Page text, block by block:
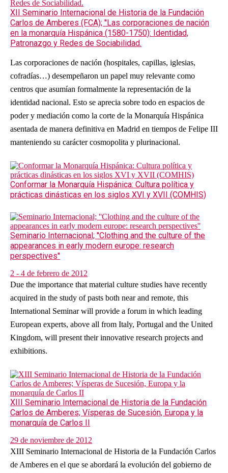
XII Seminario Internacional de Historia de la Fundación
Carlos de Amberes (FCA); ''Las corporaciones de nación
en la monarquía Hispánica (1580-1750): Identidad,
Patronazgo y Redes de Sociabilidad.
Las corporaciones de nación (hospitales, capillas, iglesias,
cofradías…) desempeñaron un papel muy relevante como
centros que asumían formalmente la representación de la
identidad nacional. Esto se aprecia sobre todo en espacios de
poder y mediación como la corte de la Monarquía Hispánica
asentada de manera definitiva en Madrid en tiempos de Felipe III
manteniendo su carácter cosmopolita y plurinacional.
Conformar la Monarquía Hispánica: Cultura política y
prácticas dinásticas en los siglos XVI y XVII (COMHIS)
Seminario Internacional; ''Clothing and the culture of the
appearances in early modern europe: research
perspectives''
2 - 4 de febrero de 2012
Due the importance that material culture studies have recently
acquired in the study of pasts both near and remote, this
International Seminar will provide a forum in which leading
European experts, above all from Italy, Portugal and the United
Kingdom, will present their innovative research projects and
exhibitions.
XIII Seminario Internacional de Historia de la Fundación
Carlos de Amberes; Vísperas de Sucesión, Europa y la
monarquía de Carlos II
29 de noviembre de 2012
XIII Seminario Internacional de Historia de la Fundación Carlos
de Amberes en el que se abordará la evolución del gobierno de